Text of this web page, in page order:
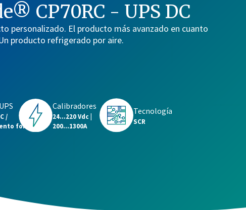
CP70RC - UPS DC
personalizado. El producto más avanzado en cuanto
producto refrigerado por aire.
/
forzado
Calibradores
24...220 Vdc |
200...1300A
Tecnología
SCR